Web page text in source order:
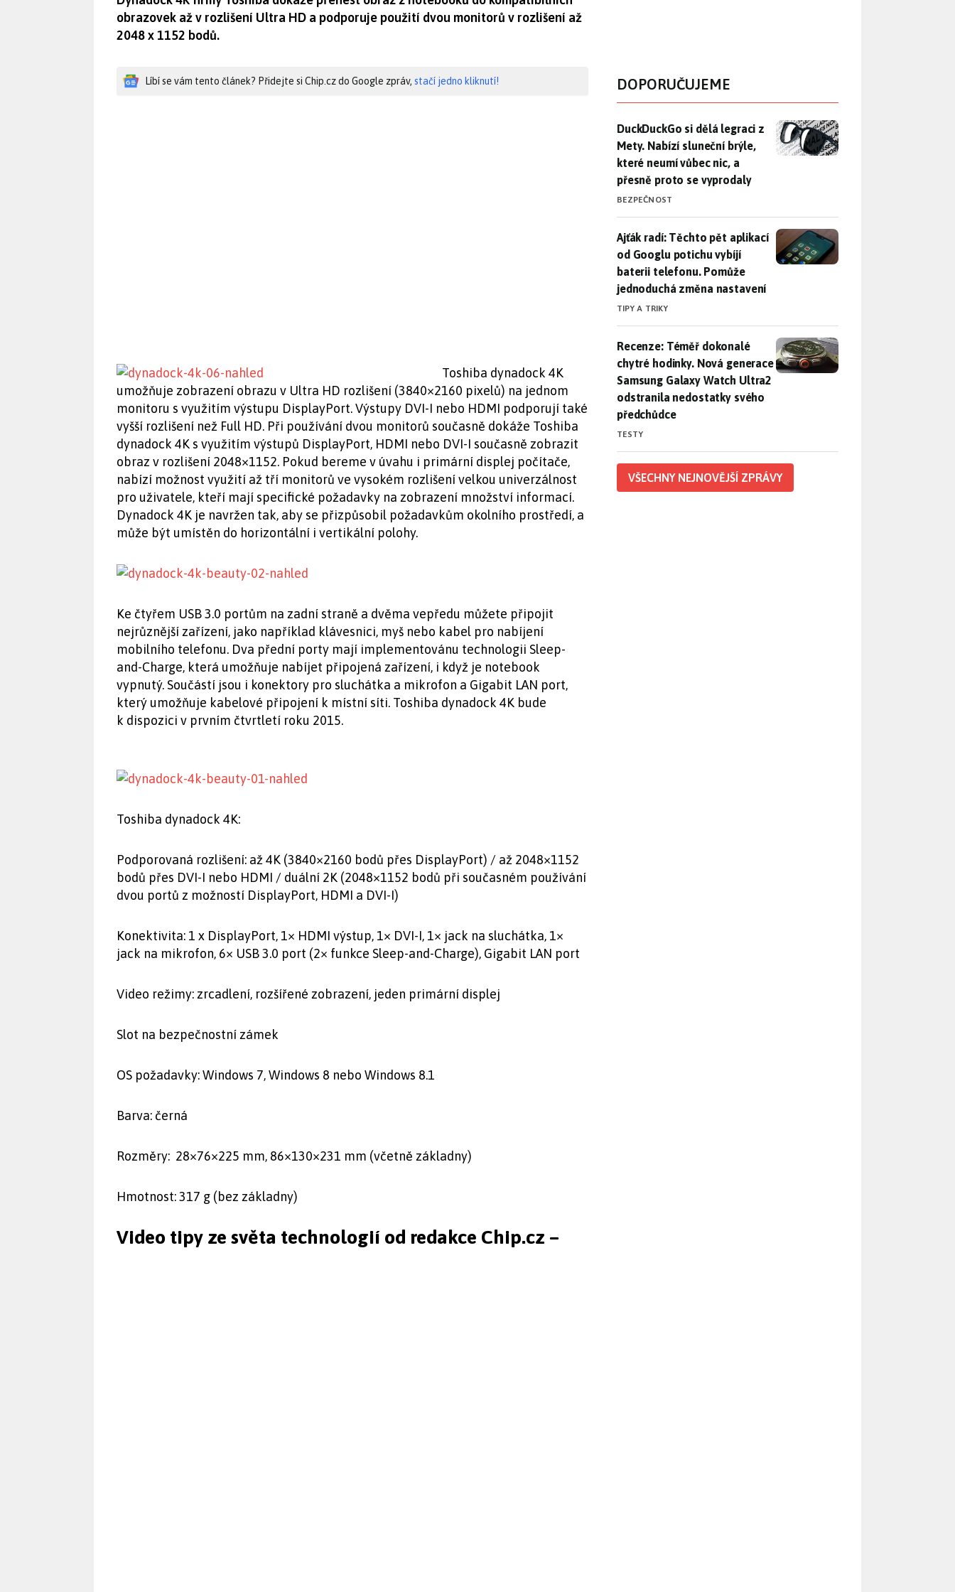
obrazovek až v rozlišení Ultra HD a podporuje použití dvou monitorů v rozlišení až
2048 x 1152 bodů.
Líbí se vám tento článek? Přidejte si Chip.cz do Google zpráv, stačí jedno kliknutí!
Toshiba dynadock 4K
umožňuje zobrazení obrazu v Ultra HD rozlišení (3840×2160 pixelů) na jednom
monitoru s využitím výstupu DisplayPort. Výstupy DVI-I nebo HDMI podporují také
vyšší rozlišení než Full HD. Při používání dvou monitorů současně dokáže Toshiba
dynadock 4K s využitím výstupů DisplayPort, HDMI nebo DVI-I současně zobrazit
obraz v rozlišení 2048×1152. Pokud bereme v úvahu i primární displej počítače,
nabízí možnost využití až tří monitorů ve vysokém rozlišení velkou univerzálnost
pro uživatele, kteří mají specifické požadavky na zobrazení množství informací.
Dynadock 4K je navržen tak, aby se přizpůsobil požadavkům okolního prostředí, a
může být umístěn do horizontální i vertikální polohy.
Ke čtyřem USB 3.0 portům na zadní straně a dvěma vepředu můžete připojit
nejrůznější zařízení, jako například klávesnici, myš nebo kabel pro nabíjení
mobilního telefonu. Dva přední porty mají implementovánu technologii Sleep-
and-Charge, která umožňuje nabíjet připojená zařízení, i když je notebook
vypnutý. Součástí jsou i konektory pro sluchátka a mikrofon a Gigabit LAN port,
který umožňuje kabelové připojení k místní síti. Toshiba dynadock 4K bude
k dispozici v prvním čtvrtletí roku 2015.
Toshiba dynadock 4K:
Podporovaná rozlišení: až 4K (3840×2160 bodů přes DisplayPort) / až 2048×1152
bodů přes DVI-I nebo HDMI / duální 2K (2048×1152 bodů při současném používání
dvou portů z možností DisplayPort, HDMI a DVI-I)
Konektivita: 1 x DisplayPort, 1× HDMI výstup, 1× DVI-I, 1× jack na sluchátka, 1×
jack na mikrofon, 6× USB 3.0 port (2× funkce Sleep-and-Charge), Gigabit LAN port
Video režimy: zrcadlení, rozšířené zobrazení, jeden primární displej
Slot na bezpečnostní zámek
OS požadavky: Windows 7, Windows 8 nebo Windows 8.1
Barva: černá
Rozměry: 28×76×225 mm, 86×130×231 mm (včetně základny)
Hmotnost: 317 g (bez základny)
Video tipy ze světa technologií od redakce Chip.cz –
DOPORUČUJEME
DuckDuckGo si dělá legraci z Mety. Nabízí sluneční brýle, které
DuckDuckGo si dělá legraci z
Mety. Nabízí sluneční brýle,
které neumí vůbec nic, a
přesně proto se vyprodaly
BEZPEČNOST
Ajťák radí: Těchto pět aplikací od Googlu potichu vybíjí baterii
Ajťák radí: Těchto pět aplikací
od Googlu potichu vybíjí
baterii telefonu. Pomůže
jednoduchá změna nastavení
TIPY A TRIKY
Recenze: Téměř dokonalé chytré hodinky. Nová generace
Recenze: Téměř dokonalé
chytré hodinky. Nová generace
Samsung Galaxy Watch Ultra2
odstranila nedostatky svého
předchůdce
TESTY
VŠECHNY NEJNOVĚJŠÍ ZPRÁVY